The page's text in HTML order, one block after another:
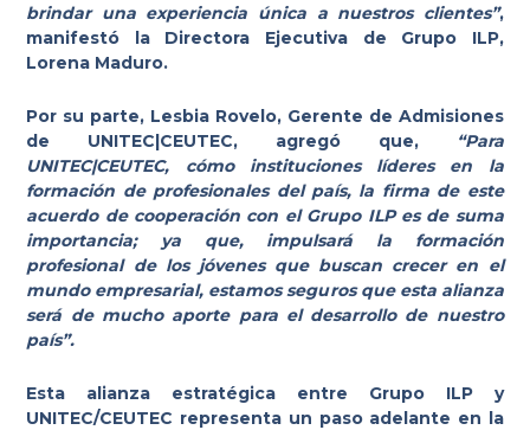
brindar una experiencia única a nuestros clientes”,
manifestó la Directora Ejecutiva de Grupo ILP,
Lorena Maduro.
Por su parte, Lesbia Rovelo, Gerente de Admisiones
de UNITEC|CEUTEC, agregó que,
“Para
UNITEC|CEUTEC, cómo instituciones líderes en la
formación de profesionales del país, la firma de este
acuerdo de cooperación con el Grupo ILP es de suma
importancia; ya que, impulsará la formación
profesional de los jóvenes que buscan crecer en el
mundo empresarial, estamos seguros que esta alianza
será de mucho aporte para el desarrollo de nuestro
país”.
Esta alianza estratégica entre Grupo ILP y
UNITEC/CEUTEC representa un paso adelante en la